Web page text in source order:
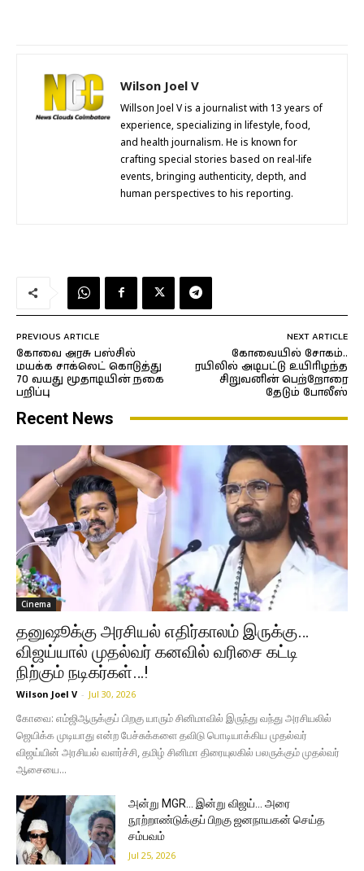
Wilson Joel V
Willson Joel V is a journalist with 13 years of
experience, specializing in lifestyle, food,
and health journalism. He is known for
crafting special stories based on real-life
events, bringing authenticity, depth, and
human perspectives to his reporting.
PREVIOUS ARTICLE
கோவை அரசு பஸ்சில்
மயக்க சாக்லெட் கொடுத்து
70 வயது மூதாடியின் நகை
பறிப்பு
NEXT ARTICLE
கோவையில் சோகம்..
ரயிலில் அடிபட்டு உயிரிழந்த
சிறுவனின் பெற்றோரை
தேடும் போலீஸ்
Recent News
Cinema
தனுஷூக்கு அரசியல் எதிர்காலம் இருக்கு…
விஜய்யால் முதல்வர் கனவில் வரிசை கட்டி
நிற்கும் நடிகர்கள்…!
Wilson Joel V - Jul 30, 2026
கோவை: எம்ஜிஆருக்குப் பிறகு யாரும் சினிமாவில் இருந்து வந்து அரசியலில்
ஜெயிக்க முடியாது என்ற பேச்சுக்களை தவிடு பொடியாக்கிய முதல்வர்
விஜய்யின் அரசியல் வளர்ச்சி, தமிழ் சினிமா திரையுலகில் பலருக்கும் முதல்வர்
ஆசையை...
அன்று MGR… இன்று விஜய்… அரை
நூற்றாண்டுக்குப் பிறகு ஜனநாயகன் செய்த
சம்பவம்
Jul 25, 2026